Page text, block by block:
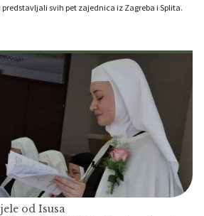
svih pet zajednica iz Zagreba i Splita.
od Isusa